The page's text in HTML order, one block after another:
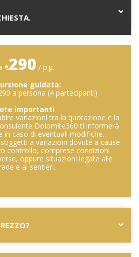
€290 / p.p.
guidata:
a persona (4 partecipanti)
importanti
variazioni tra la quotazione e la
Dolomite360 ti informerà
in caso di eventuali modifiche.
a variazioni dovute a cause
controllo, comprese condizioni
oppure situazioni legate alle
e ai sentieri.